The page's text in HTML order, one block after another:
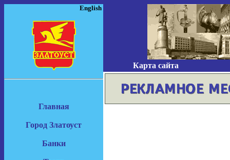
English
Главная
Город Златоуст
Банки
Карта сайта